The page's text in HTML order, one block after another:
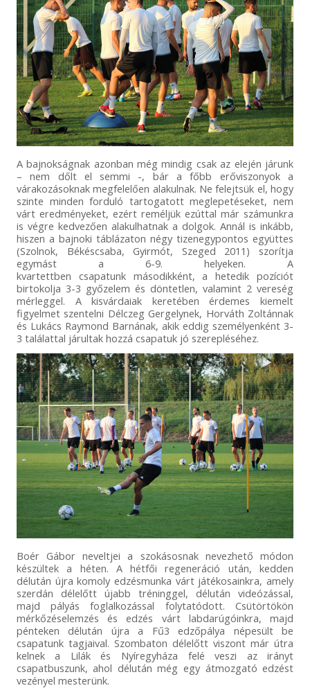
A bajnokságnak azonban még mindig csak az elején járunk
– nem dőlt el semmi -, bár a főbb erőviszonyok a
várakozásoknak megfelelően alakulnak. Ne felejtsük el, hogy
szinte minden forduló tartogatott meglepetéseket, nem
várt eredményeket, ezért reméljük ezúttal már számunkra
is végre kedvezően alakulhatnak a dolgok. Annál is inkább,
hiszen a bajnoki táblázaton négy tizenegypontos együttes
(Szolnok, Békéscsaba, Gyirmót, Szeged 2011) szorítja
egymást a 6-9. helyeken. A
kvartettben csapatunk másodikként, a hetedik pozíciót
birtokolja 3-3 győzelem és döntetlen, valamint 2 vereség
mérleggel. A kisvárdaiak keretében érdemes kiemelt
figyelmet szentelni Délczeg Gergelynek, Horváth Zoltánnak
és Lukács Raymond Barnának, akik eddig személyenként 3-
3 találattal járultak hozzá csapatuk jó szerepléséhez.
Boér Gábor neveltjei a szokásosnak nevezhető módon
készültek a héten. A hétfői regeneráció után, kedden
délután újra komoly edzésmunka várt játékosainkra, amely
szerdán délelőtt újabb tréninggel, délután videózással,
majd pályás foglalkozással folytatódott. Csütörtökön
mérkőzéselemzés és edzés várt labdarúgóinkra, majd
pénteken délután újra a Fű3 edzőpálya népesült be
csapatunk tagjaival. Szombaton délelőtt viszont már útra
kelnek a Lilák és Nyíregyháza felé veszi az irányt
csapatbuszunk, ahol délután még egy átmozgató edzést
vezényel mesterünk.